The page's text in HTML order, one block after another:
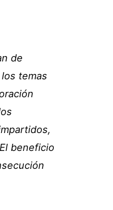
de
temas
beneficio